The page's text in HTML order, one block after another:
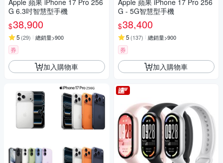
Apple 蘋果 iPhone 17 Pro 256
G 6.3吋智慧型手機
$38,900
5 (29) 總銷量>900
券
加入購物車
Apple 蘋果 iPhone 17 Pro 256
G - 5G智慧型手機
$38,400
5 (137) 總銷量>900
券
加入購物車